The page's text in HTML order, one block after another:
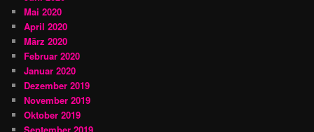
Mai 2020
April 2020
März 2020
Februar 2020
Januar 2020
Dezember 2019
November 2019
Oktober 2019